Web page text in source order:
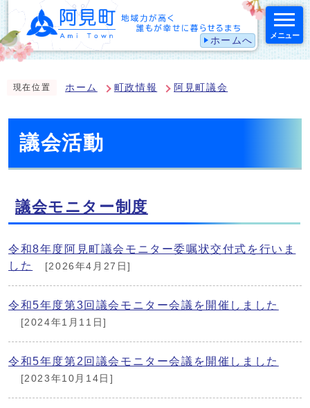
ホームへ メニュー
現在位置 ホーム 町政情報 阿見町議会
議会活動
議会モニター制度
令和8年度阿見町議会モニター委嘱状交付式を行いま
した
[2026年4月27日]
令和5年度第3回議会モニター会議を開催しました
[2024年1月11日]
令和5年度第2回議会モニター会議を開催しました
[2023年10月14日]